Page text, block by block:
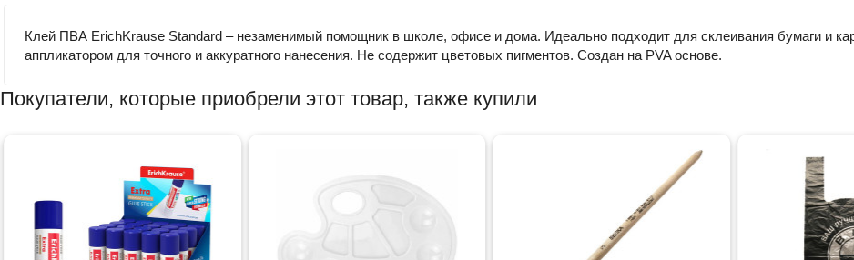
Клей ПВА ErichKrause Standard – незаменимый помощник в школе, офисе и дома. Идеально подходит для склеивания бумаги и
аппликатором для точного и аккуратного нанесения. Не содержит цветовых пигментов. Создан на PVA основе.
Покупатели, которые приобрели этот товар, также купили